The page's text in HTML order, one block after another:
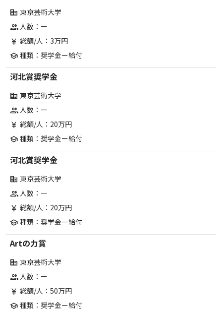
corporate_fare 東京芸術大学
group人数：ー
currency_yen 総額/人：3万円
school 種類：奨学金ー給付
河北賞奨学金
corporate_fare 東京芸術大学
group人数：ー
currency_yen 総額/人：20万円
school 種類：奨学金ー給付
河北賞奨学金
corporate_fare 東京芸術大学
group人数：ー
currency_yen 総額/人：20万円
school 種類：奨学金ー給付
Artの力賞
corporate_fare 東京芸術大学
group人数：ー
currency_yen 総額/人：50万円
school 種類：奨学金ー給付